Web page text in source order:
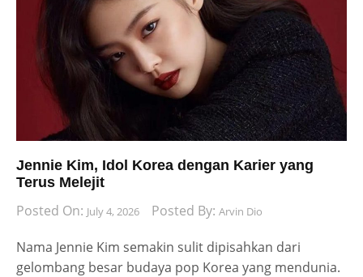
Jennie Kim, Idol Korea dengan Karier yang
Terus Melejit
Posted On: July 4, 2026 Posted By: Arvin Dio
Nama Jennie Kim semakin sulit dipisahkan dari
gelombang besar budaya pop Korea yang mendunia.